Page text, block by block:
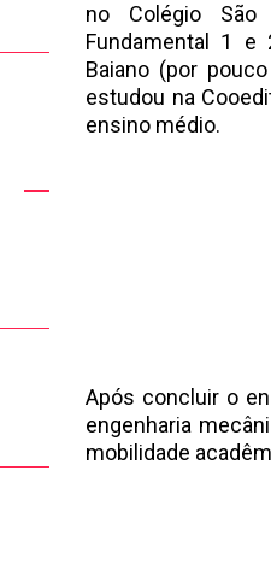
no Colégio
Fundamental 1 e
Baiano (por
estudou na
ensino médio.
Após concluir o
engenharia
mobilidade